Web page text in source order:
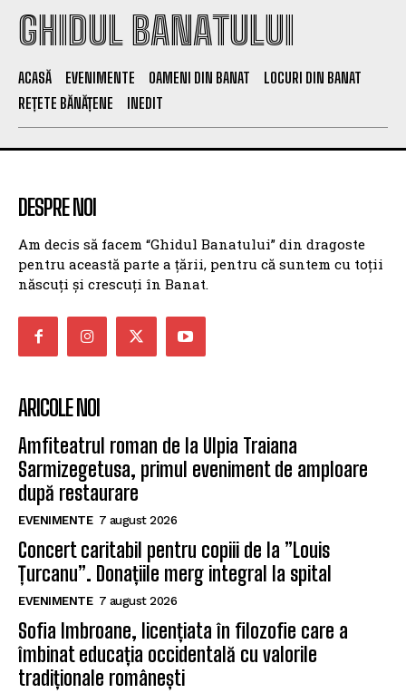
GHIDUL BANATULUI
ACASĂ EVENIMENTE OAMENI DIN BANAT
LOCURI DIN BANAT
REȚETE BĂNĂȚENE
INEDIT
DESPRE NOI
Am decis să facem “Ghidul Banatului” din dragoste
pentru această parte a țării, pentru că suntem cu toții
născuți și crescuți în Banat.
ARICOLE NOI
Amfiteatrul roman de la Ulpia Traiana
Sarmizegetusa, primul eveniment de amploare
după restaurare
EVENIMENTE 7 august 2026
Concert caritabil pentru copiii de la ”Louis
Țurcanu”. Donațiile merg integral la spital
EVENIMENTE 7 august 2026
Sofia Imbroane, licențiata în filozofie care a
îmbinat educația occidentală cu valorile
tradiționale românești